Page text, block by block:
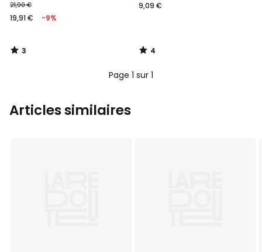
21,90 €
19,91 € -9%
3
/
9,09 €
4
/
Page 1 sur 1
Articles similaires